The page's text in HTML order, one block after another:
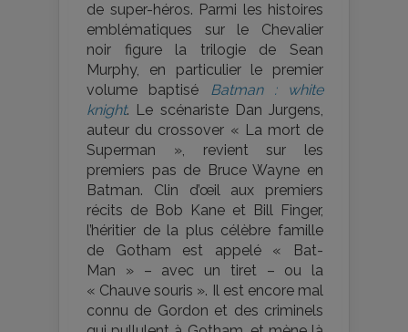
de super-héros. Parmi les histoires
emblématiques sur le Chevalier
noir figure la trilogie de Sean
Murphy, en particulier le premier
volume baptisé Batman : white
knight. Le scénariste Dan Jurgens,
auteur du crossover « La mort de
Superman », revient sur les
premiers pas de Bruce Wayne en
Batman. Clin d’œil aux premiers
récits de Bob Kane et Bill Finger,
l’héritier de la plus célèbre famille
de Gotham est appelé « Bat-
Man » – avec un tiret – ou la
« Chauve souris ». Il est encore mal
connu de Gordon et des criminels